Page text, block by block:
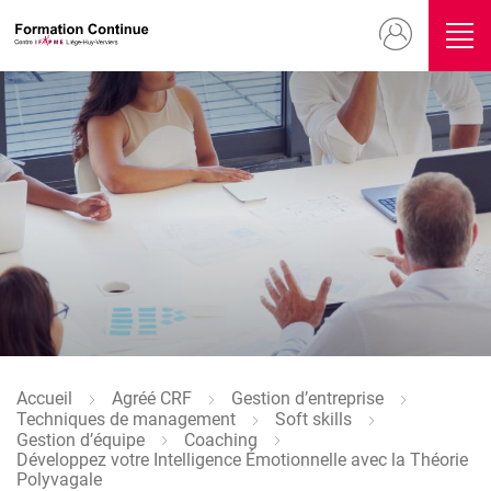
au
contenu
principal
Menu
du
compte
de
l'utilisateur
Image
Fil
d'Ariane
Accueil Agréé CRF
Gestion d’entreprise
Techniques de management
Soft skills
Gestion d’équipe
Coaching
Développez votre Intelligence Émotionnelle avec la Théorie
Polyvagale